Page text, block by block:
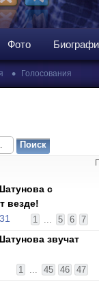
Фото
• Голосования
с
везде!
1 ... 5 6 7
звучат
1 ... 45 46 47